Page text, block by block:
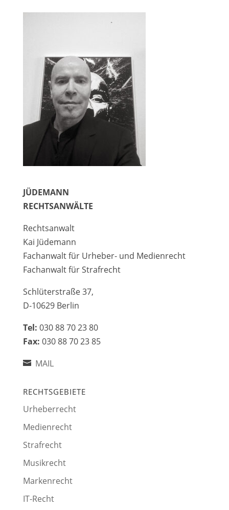
JÜDEMANN
RECHTSANWÄLTE
Rechtsanwalt
Kai Jüdemann
Fachanwalt für Urheber- und Medienrecht
Fachanwalt für Strafrecht
Schlüterstraße 37,
D-10629 Berlin
Tel: 030 88 70 23 80
Fax: 030 88 70 23 85
MAIL
RECHTSGEBIETE
Urheberrecht
Medienrecht
Strafrecht
Musikrecht
Markenrecht
IT-Recht